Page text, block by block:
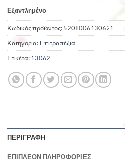
Εξαντλημένο
Κωδικός προϊόντος: 5208006130621
Κατηγορία: Επιτραπέζια
Ετικέτα: 13062
ΠΕΡΙΓΡΑΦΉ
ΕΠΙΠΛΈΟΝ ΠΛΗΡΟΦΟΡΊΕΣ